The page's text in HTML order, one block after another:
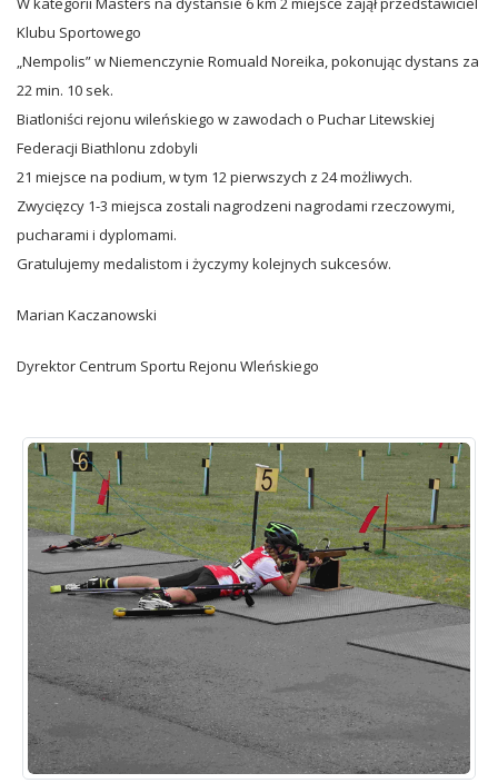
Klubu Sportowego
„Nempolis” w Niemenczynie Romuald Noreika, pokonując dystans za
22 min. 10 sek.
Biatloniści rejonu wileńskiego w zawodach o Puchar Litewskiej
Federacji Biathlonu zdobyli
21 miejsce na podium, w tym 12 pierwszych z 24 możliwych.
Zwycięzcy 1-3 miejsca zostali nagrodzeni nagrodami rzeczowymi,
pucharami i dyplomami.
Gratulujemy medalistom i życzymy kolejnych sukcesów.
Marian Kaczanowski
Dyrektor Centrum Sportu Rejonu Wleńskiego